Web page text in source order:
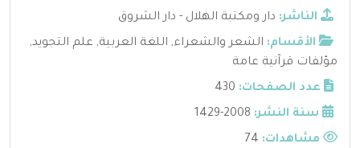
الناشر: دار ومكتبة الهلال - دار الشروق
الأقسام: الشعر والشعراء, اللغة العربية, علم التجويد,
مؤلفات قرآنية عامة
عدد الصفحات: 430
سنة النشر: 2008-1429
مشاهدات: